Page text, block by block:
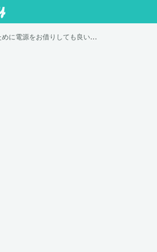
「携帯を充電するために電源をお借りしても良いですか？」は英語で "Could I borrow your outlet to charge my phone?"